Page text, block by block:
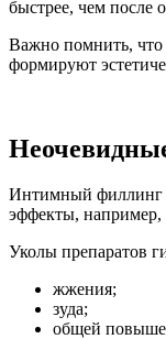
быстрее, чем после
Важно помнить, что
формируют
Интимный филлинг
эффекты, например,
Уколы препаратов
жжения;
зуда;
общей